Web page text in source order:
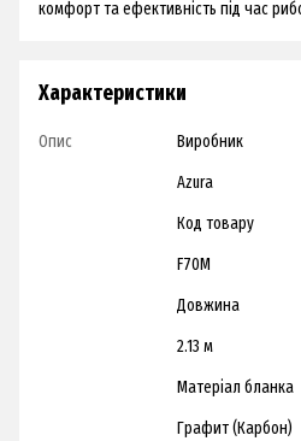
комфорт та ефективність під час
Характеристики
Опис
Виробник
Azura
Код товару
F70M
Довжина
2.13 м
Матеріал бланка
Графит (Карбон)